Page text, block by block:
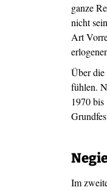
ganze
nicht
Art
Über die
fühlen.
1970
Im